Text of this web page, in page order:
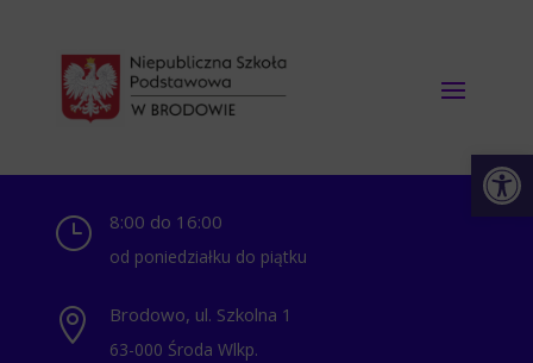
} 8:00 do 16:00
od poniedziałku do piątku
 Brodowo, ul. Szkolna 1
63-000 Środa Wlkp.